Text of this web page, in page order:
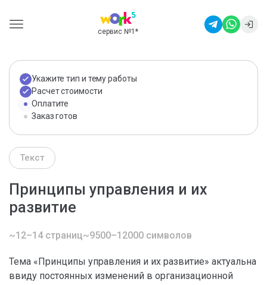
сервис №1 *
Укажите тип и тему работы
Расчет стоимости
Оплатите
Заказ готов
Текст
Принципы управления и их
развитие
~12–14 страниц~9500–12000 символов
Тема «Принципы управления и их развитие» актуальна
ввиду постоянных изменений в организационной